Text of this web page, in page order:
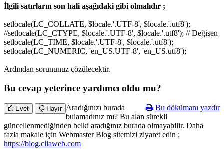
İlgili satırların son hali aşağıdaki gibi olmalıdır ;
setlocale(LC_COLLATE, $locale.'.UTF-8', $locale.'.utf8');
//setlocale(LC_CTYPE, $locale.'.UTF-8', $locale.'.utf8'); // Değişen
setlocale(LC_TIME, $locale.'.UTF-8', $locale.'.utf8');
setlocale(LC_NUMERIC, 'en_US.UTF-8', 'en_US.utf8');
Ardından sorununuz çözülecektir.
Bu cevap yeterince yardımcı oldu mu?
Evet Hayır Bu dökümanı yazdır
Aradığınızı burada
bulamadınız mı? Bu alan sürekli
güncellenmediğinden belki aradığınız burada olmayabilir. Daha
fazla makale için Webmaster Blog sitemizi ziyaret edin ;
https://blog.cliaweb.com